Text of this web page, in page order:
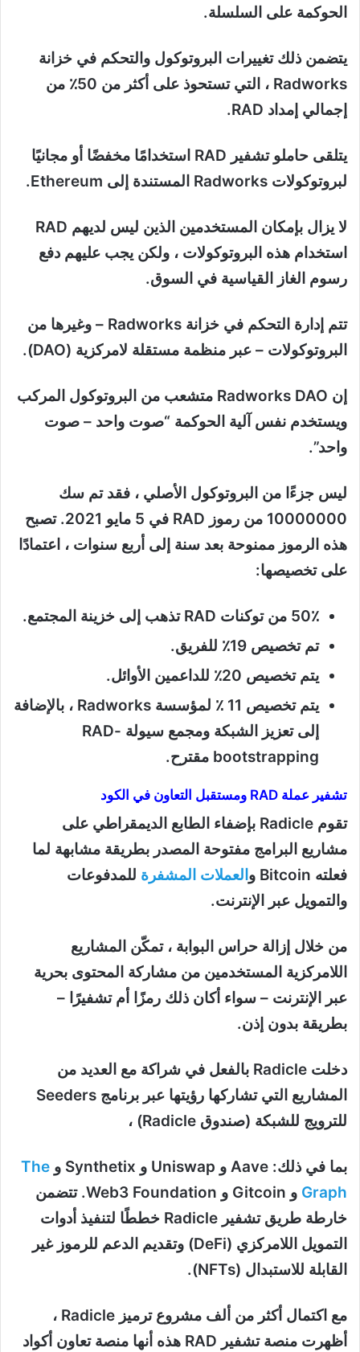
الحوكمة على السلسلة.
يتضمن ذلك تغييرات البروتوكول والتحكم في خزانة
Radworks ، التي تستحوذ على أكثر من 50٪ من
إجمالي إمداد RAD.
يتلقى حاملو تشفير RAD استخدامًا مخفضًا أو مجانيًا
لبروتوكولات Radworks المستندة إلى Ethereum.
لا يزال بإمكان المستخدمين الذين ليس لديهم RAD
استخدام هذه البروتوكولات ، ولكن يجب عليهم دفع
رسوم الغاز القياسية في السوق.
تتم إدارة التحكم في خزانة Radworks – وغيرها من
البروتوكولات – عبر منظمة مستقلة لامركزية (DAO).
إن Radworks DAO متشعب من البروتوكول المركب
ويستخدم نفس آلية الحوكمة “صوت واحد – صوت
واحد”.
ليس جزءًا من البروتوكول الأصلي ، فقد تم سك
10000000 من رموز RAD في 5 مايو 2021. تصبح
هذه الرموز ممنوحة بعد سنة إلى أربع سنوات ، اعتمادًا
على تخصيصها:
50٪ من توكنات RAD تذهب إلى خزينة المجتمع.
تم تخصيص 19٪ للفريق.
يتم تخصيص 20٪ للداعمين الأوائل.
يتم تخصيص 11 ٪ لمؤسسة Radworks ، بالإضافة
إلى تعزيز الشبكة ومجمع سيولة RAD-
bootstrapping مقترح.
تشفير عملة RAD ومستقبل التعاون في الكود
تقوم Radicle بإضفاء الطابع الديمقراطي على
مشاريع البرامج مفتوحة المصدر بطريقة مشابهة لما
فعلته Bitcoin و
العملات المشفرة للمدفوعات
والتمويل عبر الإنترنت.
من خلال إزالة حراس البوابة ، تمكّن المشاريع
اللامركزية المستخدمين من مشاركة المحتوى بحرية
عبر الإنترنت – سواء أكان ذلك رمزًا أم تشفيرًا –
بطريقة بدون إذن.
دخلت Radicle بالفعل في شراكة مع العديد من
المشاريع التي تشاركها رؤيتها عبر برنامج Seeders
للترويج للشبكة (صندوق Radicle) ،
بما في ذلك: Aave و Uniswap و Synthetix و
The
Graph
و Gitcoin و Web3 Foundation. تتضمن
خارطة طريق تشفير Radicle خططًا لتنفيذ أدوات
التمويل اللامركزي (DeFi) وتقديم الدعم للرموز غير
القابلة للاستبدال (NFTs).
مع اكتمال أكثر من ألف مشروع ترميز Radicle ،
أظهرت منصة تشفير RAD هذه أنها منصة تعاون أكواد